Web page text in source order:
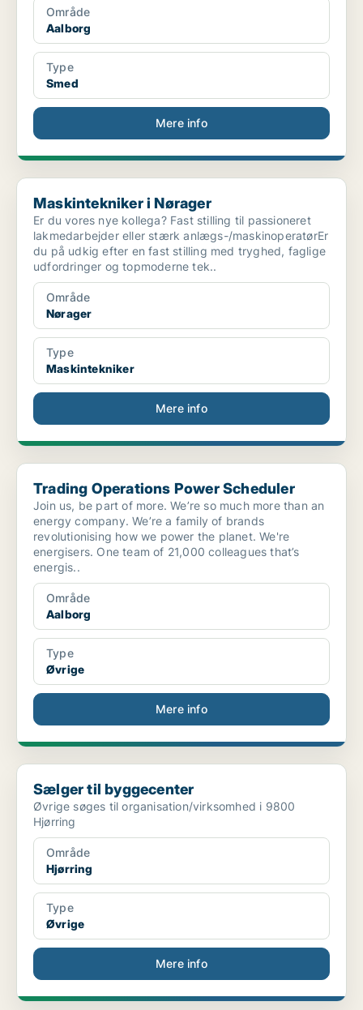
Område
Aalborg
Type
Smed
Mere info
Maskintekniker i Nørager
Maskintekniker i Nørager
Er du vores nye kollega? Fast stilling til passioneret
lakmedarbejder eller stærk anlægs-/maskinoperatørEr
du på udkig efter en fast stilling med tryghed, faglige
udfordringer og topmoderne tek..
Område
Nørager
Type
Maskintekniker
Mere info
Trading Operations Power Scheduler
Trading Operations Power Scheduler
Join us, be part of more. We’re so much more than an
energy company. We’re a family of brands
revolutionising how we power the planet. We're
energisers. One team of 21,000 colleagues that’s
energis..
Område
Aalborg
Type
Øvrige
Mere info
Sælger til byggecenter
Sælger til byggecenter
Øvrige søges til organisation/virksomhed i 9800
Hjørring
Område
Hjørring
Type
Øvrige
Mere info